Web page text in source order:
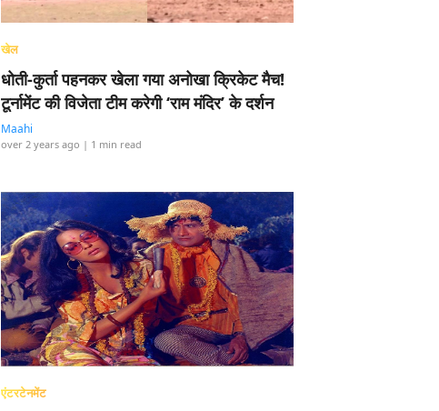
खेल
धोती-कुर्ता पहनकर खेला गया अनोखा क्रिकेट मैच!
टूर्नामेंट की विजेता टीम करेगी ‘राम मंदिर’ के दर्शन
Maahi
over 2 years ago | 1 min read
एंटरटेनमेंट